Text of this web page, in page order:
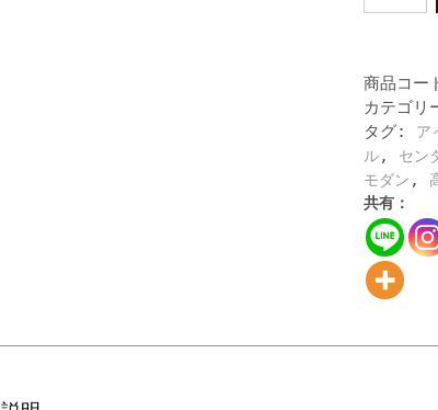
ン
イ
ル
の
リ
ビ
ン
グ
テ
ー
ブ
商品コー
カテゴリ
タグ: ア
ル, セン
モダン ,
共有：